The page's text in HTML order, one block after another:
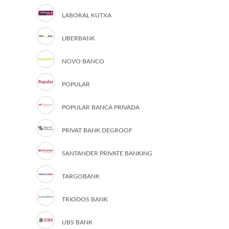
LABORAL KUTXA
LIBERBANK
NOVO BANCO
POPULAR
POPULAR BANCA PRIVADA
PRIVAT BANK DEGROOF
SANTANDER PRIVATE BANKING
TARGOBANK
TRIODOS BANK
UBS BANK